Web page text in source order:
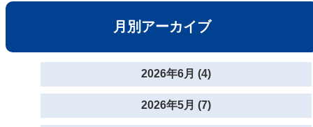
月別アーカイブ
2026年6月 (4)
2026年5月 (7)